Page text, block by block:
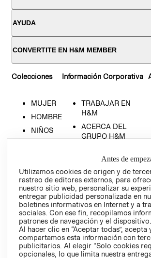
AYUDA
CONVERTITE EN H&M MEMBER
Colecciones
MUJER
HOMBRE
NIÑOS
Información Corporativa
TRABAJAR EN
H&M
ACERCA DEL
GRUPO H&M
SOCIAL
PRENSA
RELACIÓN CON
INVERSIONISTAS
POLÍTICA
EMPRESARIAL
Antes de
Utilizamos cookies de origen y de
rastreo de editores externos, para
nuestro sitio web, personalizar su
entregar publicidad personalizada en
boletines informativos en Internet y a
sociales. Con ese fin, recopilamos
patrones de navegación y el dispositivo.
Al hacer clic en “Aceptar todas”,
compartamos esta información con
publicitarios. Al elegir “Solo cookies
opcionales, lo que limita nuestra